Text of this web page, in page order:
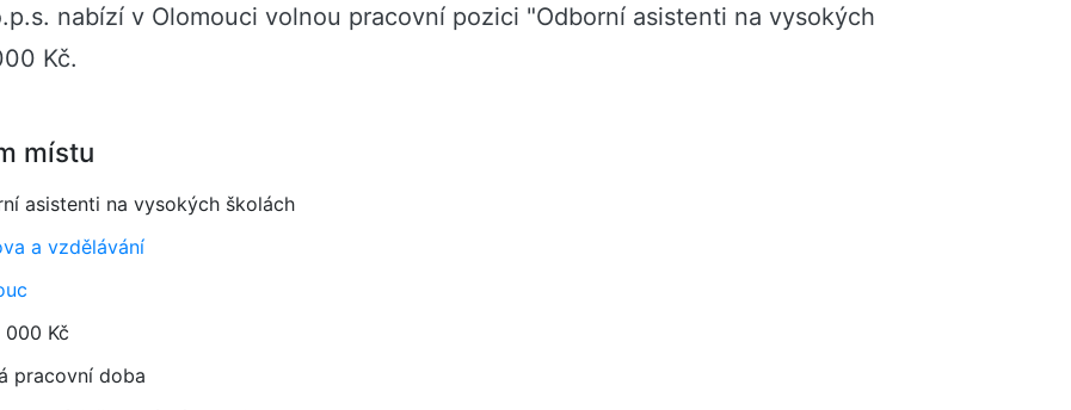
nabízí v Olomouci volnou pracovní pozici "Odborní asistenti na vysokých
Kč.
místu
asistenti na vysokých školách
a vzdělávání
Kč
pracovní doba